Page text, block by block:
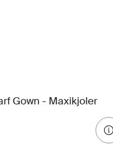
Gown - Maxikjoler